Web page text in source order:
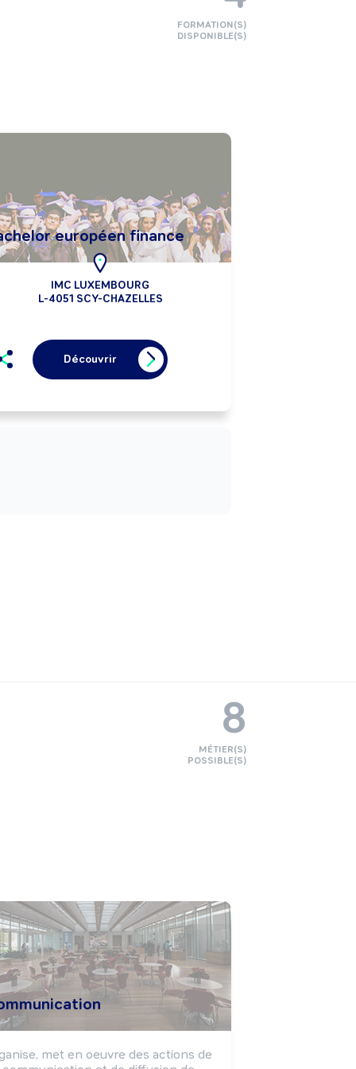
européen finance
IMC LUXEMBOURG
L-4051 SCY-CHAZELLES
Découvrir
FORMATION(S)
DISPONIBLE(S)
met en oeuvre des actions de
8
MÉTIER(S)
POSSIBLE(S)